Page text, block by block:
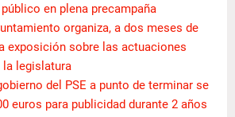
en plena precampaña
organiza, a dos meses de
exposición sobre las actuaciones
la legislatura
del PSE a punto de terminar se
euros para publicidad durante 2 años